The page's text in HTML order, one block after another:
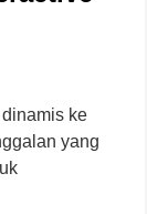
ke
yang